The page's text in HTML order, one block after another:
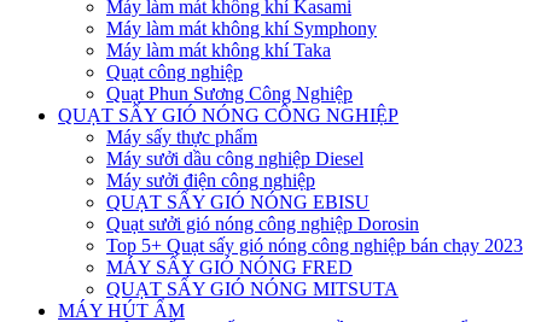
Máy làm mát không khí Kasami
Máy làm mát không khí Symphony
Máy làm mát không khí Taka
Quạt công nghiệp
Quạt Phun Sương Công Nghiệp
QUẠT SẤY GIÓ NÓNG CÔNG NGHIỆP
Máy sấy thực phẩm
Máy sưởi dầu công nghiệp Diesel
Máy sưởi điện công nghiệp
QUẠT SẤY GIÓ NÓNG EBISU
Quạt sưởi gió nóng công nghiệp Dorosin
Top 5+ Quạt sấy gió nóng công nghiệp bán chạy 2023
MÁY SẤY GIÓ NÓNG FRED
QUẠT SẤY GIÓ NÓNG MITSUTA
MÁY HÚT ẨM